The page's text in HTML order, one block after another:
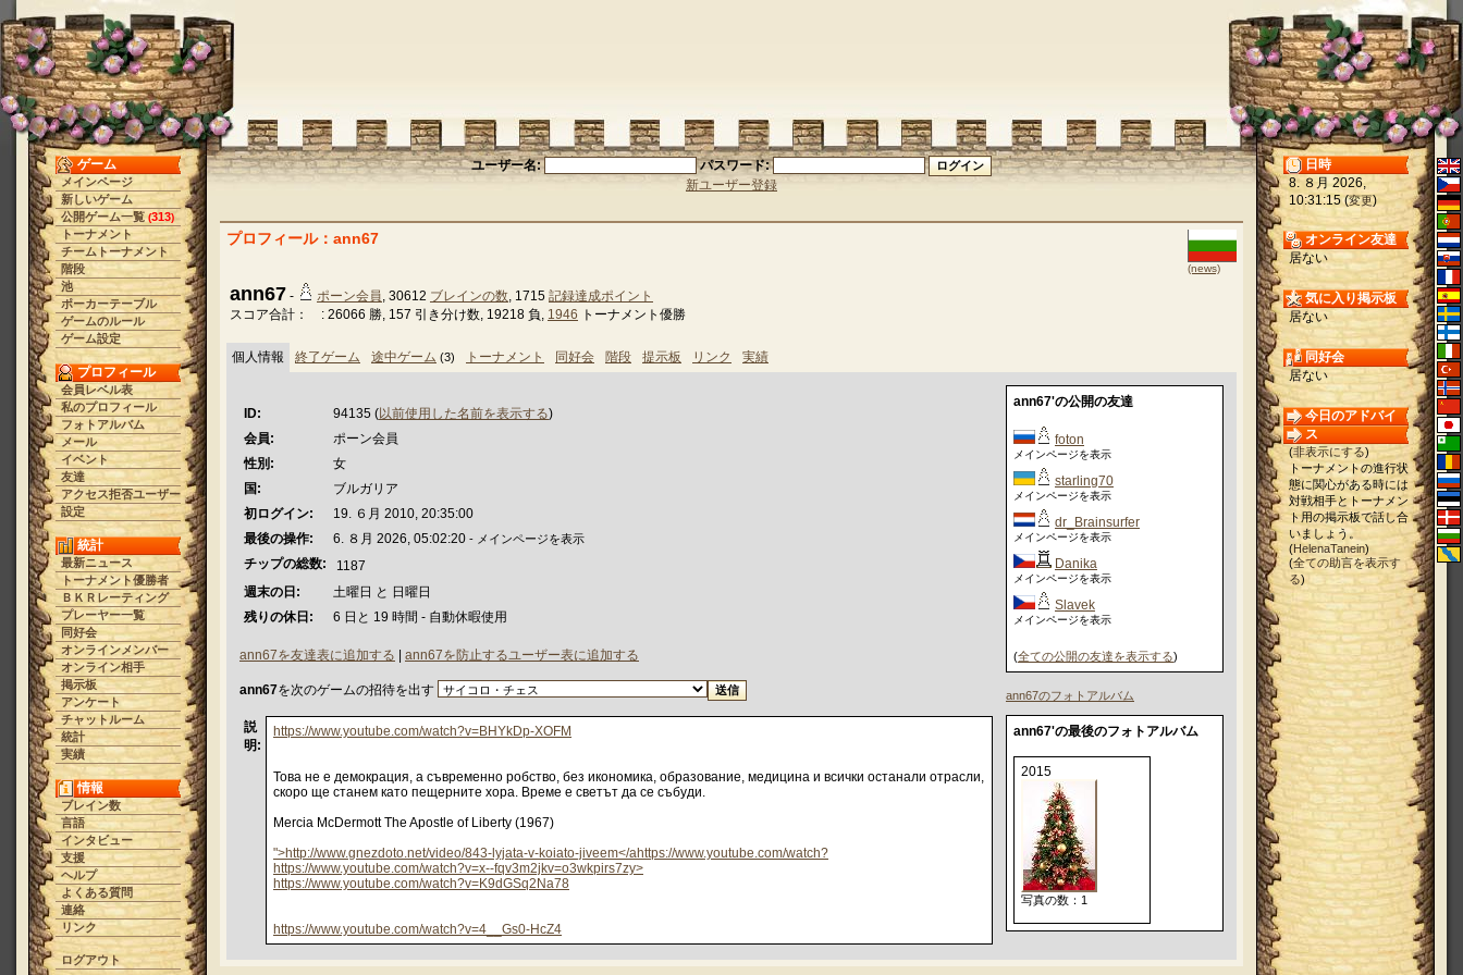
ゲーム
メインページ
新しいゲーム
公開ゲーム一覧 (313)
トーナメント
チームトーナメント
階段
池
ポーカーテーブル
ゲームのルール
ゲーム設定
プロフィール
会員レベル表
私のプロフィール
フォトアルバム
メール
イベント
友達
アクセス拒否ユーザー
設定
統計
最新ニュース
トーナメント優勝者
ＢＫＲレーティング
プレーヤー一覧
同好会
オンラインメンバー
オンライン相手
掲示板
アンケート
チャットルーム
統計
実績
情報
ブレイン数
言語
インタビュー
支援
ヘルプ
よくある質問
連絡
リンク
ログアウト
ユーザー名:
パスワード:
新ユーザー登録
(news)
プロフィール：ann67
ann67 - ポーン会員, 30612 ブレインの数, 1715 記録達成ポイント
スコア合計： : 26066 勝, 157 引き分け数, 19218 負, 1946 トーナメント優勝
個人情報 終了ゲーム 途中ゲーム (3) トーナメント 同好会 階段 提示板 リンク 実績
ann67'の公開の友達
foton
メインページを表示
starling70
メインページを表示
dr_Brainsurfer
メインページを表示
Danika
メインページを表示
Slavek
メインページを表示
(全ての公開の友達を表示する)
ann67のフォトアルバム
ann67'の最後のフォトアルバム
2015
写真の数：1
ID: 94135 (以前使用した名前を表示する)
会員:
ポーン会員
性別:
女
国:
ブルガリア
初ログイン:
19. ６月 2010, 20:35:00
最後の操作:
6. ８月 2026, 05:02:20 - メインページを表示
チップの総数:
1187
週末の日:
土曜日 と 日曜日
残りの休日:
6 日と 19 時間 - 自動休暇使用
ann67を友達表に追加する ann67を防止するユーザー表に追加する
ann67を次のゲームの招待を出す
説
明:
https://www.youtube.com/watch?v=BHYkDp-XOFM
Това не е демокрация, а съвременно робство, без икономика, образование, медицина и всички останали отрасли,
скоро ще станем като пещерните хора. Време е светът да се събуди.
Mercia McDermott The Apostle of Liberty (1967)
">http://www.gnezdoto.net/video/843-lyjata-v-koiato-jiveem</ahttps://www.youtube.com/watch?
https://www.youtube.com/watch?v=x--fqv3m2jkv=o3wkpirs7zy>
https://www.youtube.com/watch?v=K9dGSq2Na78
https://www.youtube.com/watch?v=4__Gs0-HcZ4
日時
8. ８月 2026,
10:31:15 (変更)
オンライン友達
居ない
気に入り掲示板
居ない
同好会
居ない
今日のアドバイ
ス
(非表示にする)
トーナメントの進行状
態に関心がある時には
対戦相手とトーナメン
ト用の掲示板で話し合
いましょう。
(HelenaTanein)
(全ての助言を表示す
る)